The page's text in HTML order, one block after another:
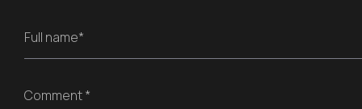
Full name*
Comment *